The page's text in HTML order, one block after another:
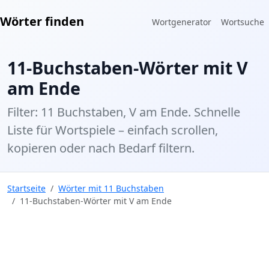
Wörter finden Wortgenerator Wortsuche
11-Buchstaben-Wörter mit V
am Ende
Filter: 11 Buchstaben, V am Ende. Schnelle
Liste für Wortspiele – einfach scrollen,
kopieren oder nach Bedarf filtern.
Startseite
Wörter mit 11 Buchstaben
11-Buchstaben-Wörter mit V am Ende